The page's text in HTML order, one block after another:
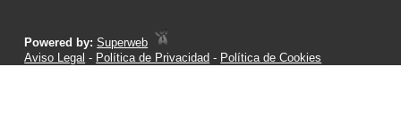
Powered by:Superweb
Aviso Legal - Política de Privacidad - Política de Cookies